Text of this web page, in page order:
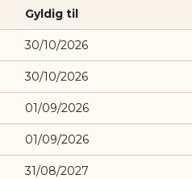
Gyldig til
30/10/2026
30/10/2026
01/09/2026
01/09/2026
31/08/2027